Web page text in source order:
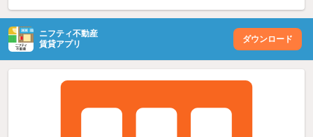
ニフティ不動産
賃貸アプリ
ダウンロード